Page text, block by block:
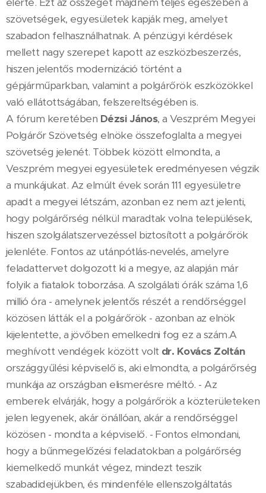
szövetségek, egyesületek kapják meg, amelyet
szabadon felhasználhatnak. A pénzügyi kérdések
mellett nagy szerepet kapott az eszközbeszerzés,
hiszen jelentős modernizáció történt a
gépjárműparkban, valamint a polgárőrök eszközökkel
való ellátottságában, felszereltségében is.
A fórum keretében Dézsi János, a Veszprém Megyei
Polgárőr Szövetség elnöke összefoglalta a megyei
szövetség jelenét. Többek között elmondta, a
Veszprém megyei egyesületek eredményesen végzik
a munkájukat. Az elmúlt évek során 111 egyesületre
apadt a megyei létszám, azonban ez nem azt jelenti,
hogy polgárőrség nélkül maradtak volna települések,
hiszen szolgálatszervezéssel biztosított a polgárőrök
jelenléte. Fontos az utánpótlás-nevelés, amelyre
feladattervet dolgozott ki a megye, az alapján már
folyik a fiatalok toborzása. A szolgálati órák száma 1,6
millió óra - amelynek jelentős részét a rendőrséggel
közösen látták el a polgárőrök - azonban az elnök
kijelentette, a jövőben emelkedni fog ez a szám.A
meghívott vendégek között volt dr. Kovács Zoltán
országgyűlési képviselő is, aki elmondta, a polgárőrség
munkája az országban elismerésre méltó. - Az
emberek elvárják, hogy a polgárőrök a közterületeken
jelen legyenek, akár önállóan, akár a rendőrséggel
közösen - mondta a képviselő. - Fontos elmondani,
hogy a bűnmegelőzési feladatokban a polgárőrség
kiemelkedő munkát végez, mindezt teszik
szabadidejükben, és mindenféle ellenszolgáltatás